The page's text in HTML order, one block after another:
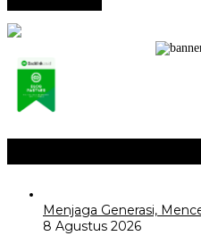
Menjaga Generasi,
8 Agustus 2026